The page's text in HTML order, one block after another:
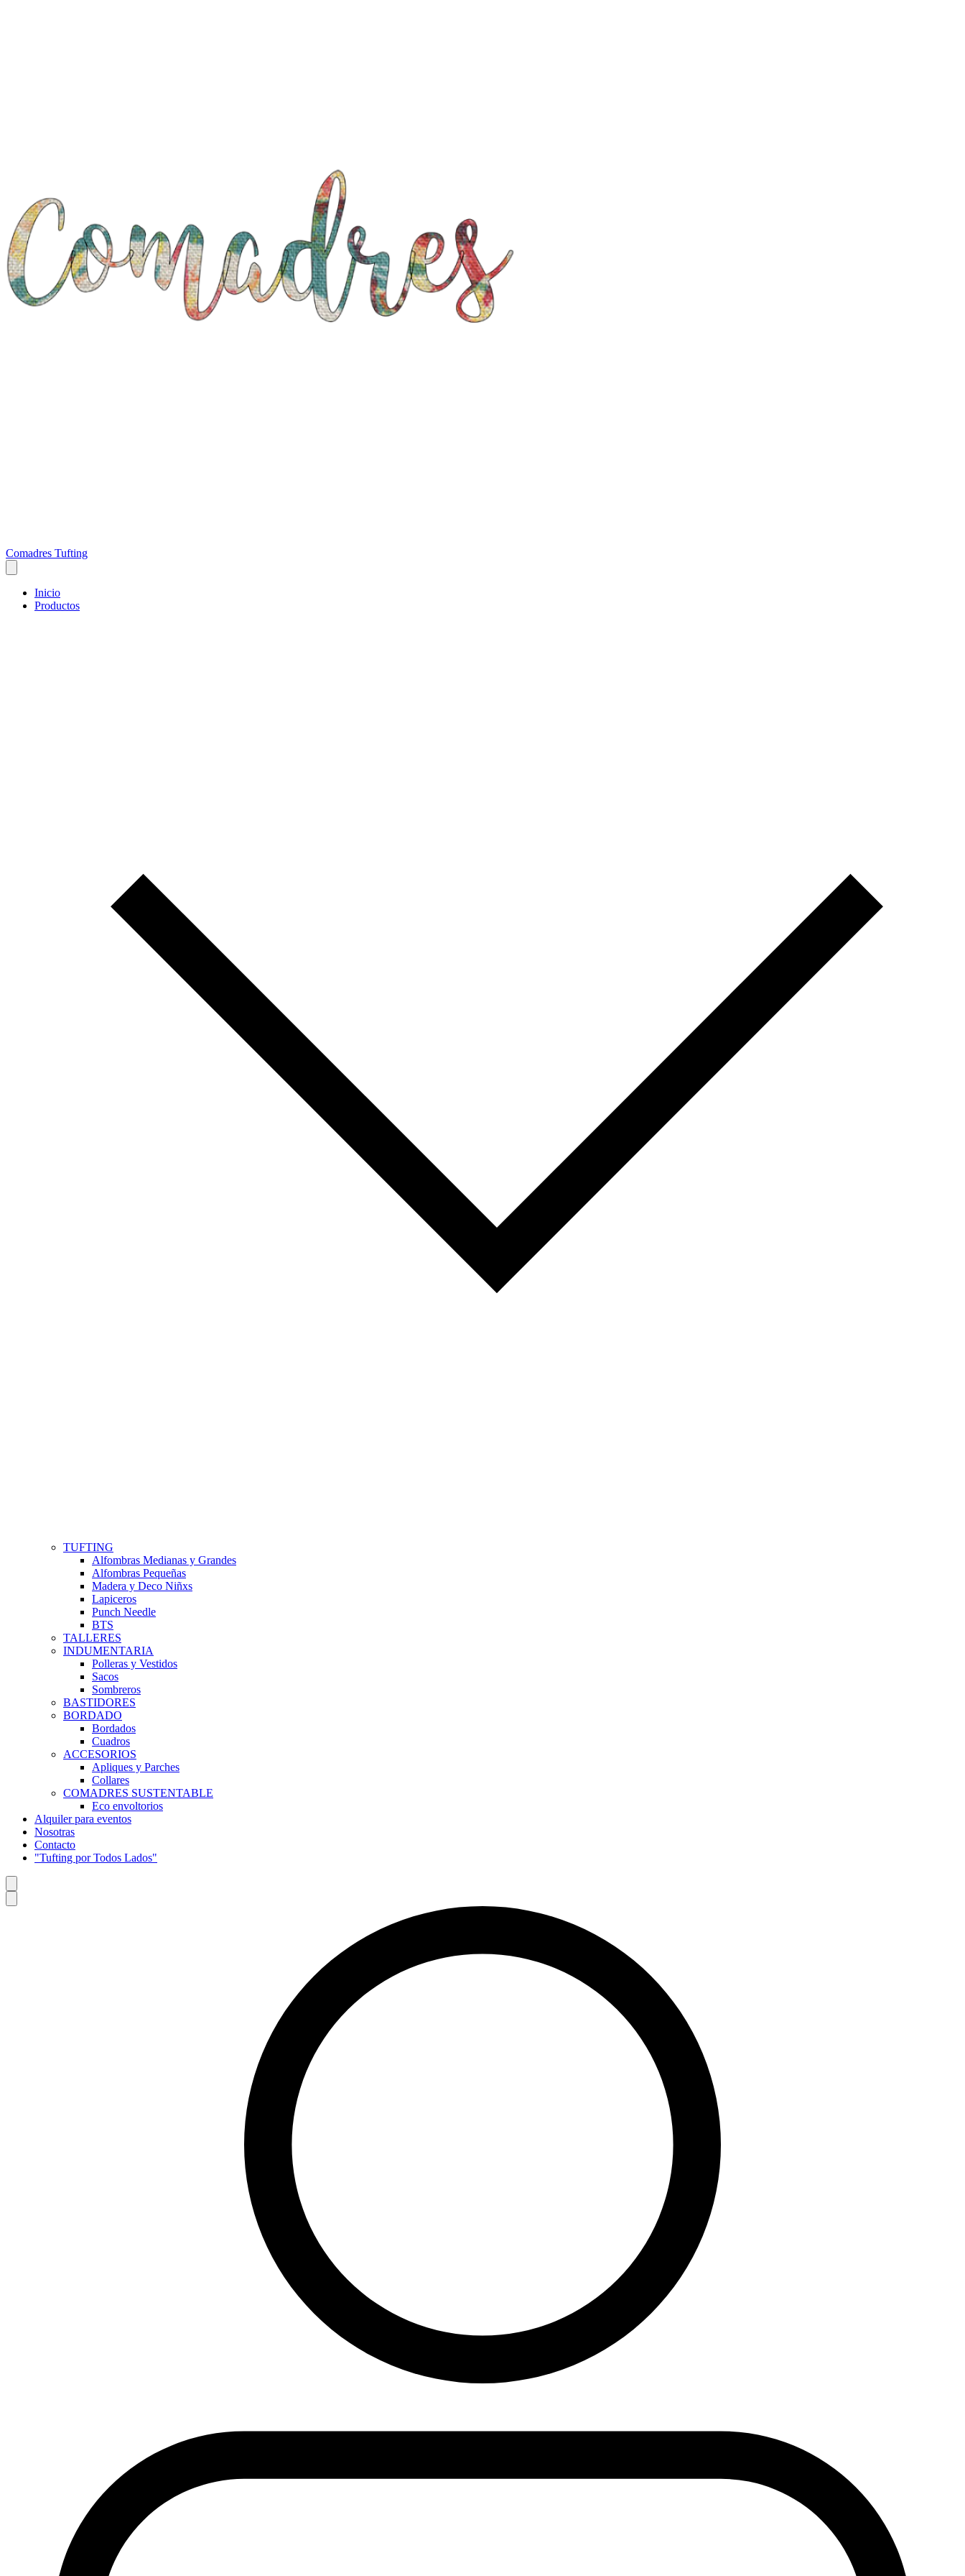
Comadres Tufting
Inicio
Productos
TUFTING
Alfombras Medianas y Grandes
Alfombras Pequeñas
Madera y Deco Niñxs
Lapiceros
Punch Needle
BTS
TALLERES
INDUMENTARIA
Polleras y Vestidos
Sacos
Sombreros
BASTIDORES
BORDADO
Bordados
Cuadros
ACCESORIOS
Apliques y Parches
Collares
COMADRES SUSTENTABLE
Eco envoltorios
Alquiler para eventos
Nosotras
Contacto
"Tufting por Todos Lados"